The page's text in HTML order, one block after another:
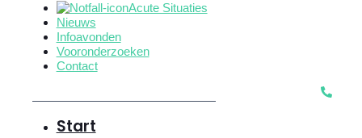
Acute Situaties
Nieuws
Infoavonden
Vooronderzoeken
Contact
Start